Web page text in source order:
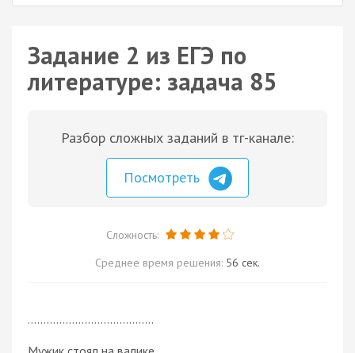
Задание 2 из ЕГЭ по
литературе: задача 85
Разбор сложных заданий в тг-канале:
Посмотреть
Сложность:
Среднее время решения: 56 сек.
........................................